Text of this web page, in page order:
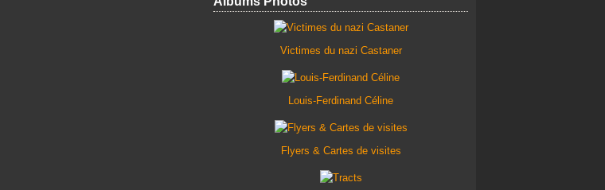
Victimes du nazi Castaner
Louis-Ferdinand Céline
Flyers & Cartes de visites